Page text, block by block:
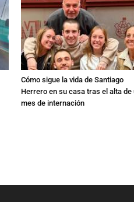
Cómo sigue la vida de Santiago
Herrero en su casa tras el alta de
mes de internación